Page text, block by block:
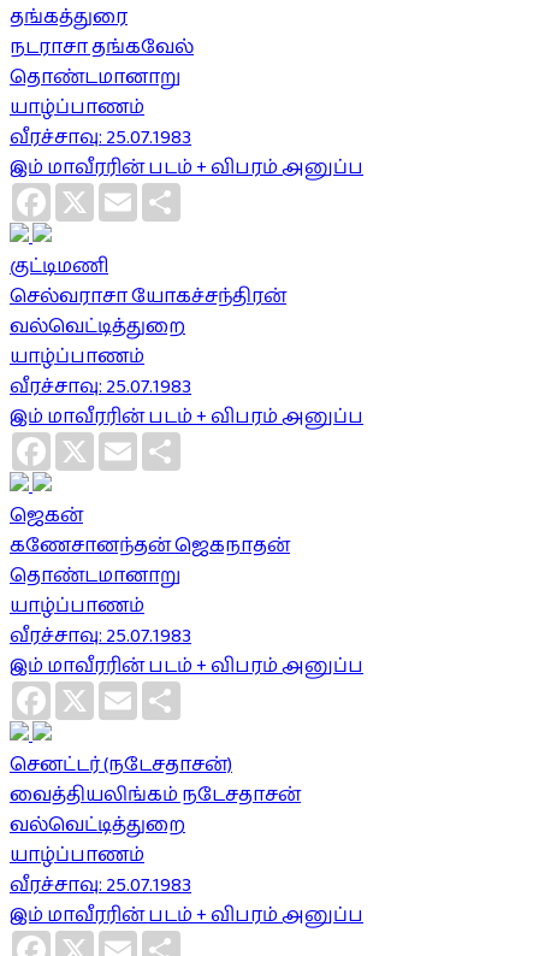
தங்கத்துரை
நடராசா தங்கவேல்
தொண்டமானாறு
யாழ்ப்பாணம்
வீரச்சாவு: 25.07.1983
இம் மாவீரரின் படம் + விபரம் அனுப்ப
Facebook
X Email
குட்டிமணி
செல்வராசா யோகச்சந்திரன்
வல்வெட்டித்துறை
யாழ்ப்பாணம்
வீரச்சாவு: 25.07.1983
இம் மாவீரரின் படம் + விபரம் அனுப்ப
Facebook
X Email
ஜெகன்
கணேசானந்தன் ஜெகநாதன்
தொண்டமானாறு
யாழ்ப்பாணம்
வீரச்சாவு: 25.07.1983
இம் மாவீரரின் படம் + விபரம் அனுப்ப
Facebook
X Email
செனட்டர் (நடேசதாசன்)
வைத்தியலிங்கம் நடேசதாசன்
வல்வெட்டித்துறை
யாழ்ப்பாணம்
வீரச்சாவு: 25.07.1983
இம் மாவீரரின் படம் + விபரம் அனுப்ப
Facebook
X Email